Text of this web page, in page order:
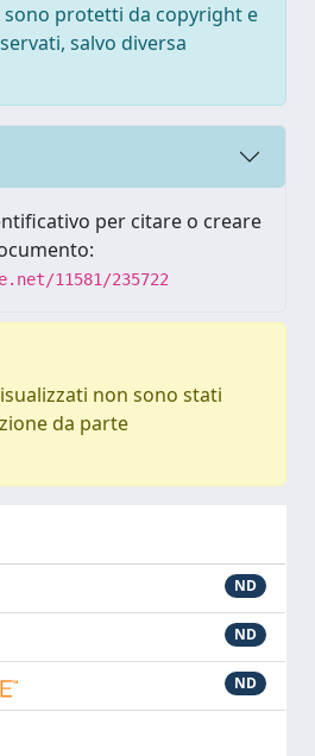
sono protetti da copyright e
salvo diversa
per citare o creare
11581/235722
non sono stati
da parte
ND
ND
ND